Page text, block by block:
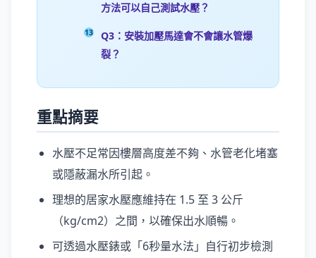
方法可以自己測試水壓？
Q3：安裝加壓馬達會不會讓水管爆
裂？
重點摘要
水壓不足常因樓層高度差不夠、水管老化堵塞
或隱蔽漏水所引起。
理想的居家水壓應維持在 1.5 至 3 公斤
（kg/cm2）之間，以確保出水順暢。
可透過水壓錶或「6秒量水法」自行初步檢測